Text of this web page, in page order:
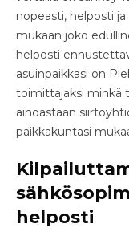
nopeasti, helposti
mukaan joko
helposti
asuinpaikkasi on
toimittajaksi minkä
ainoastaan
paikkakuntasi
helposti